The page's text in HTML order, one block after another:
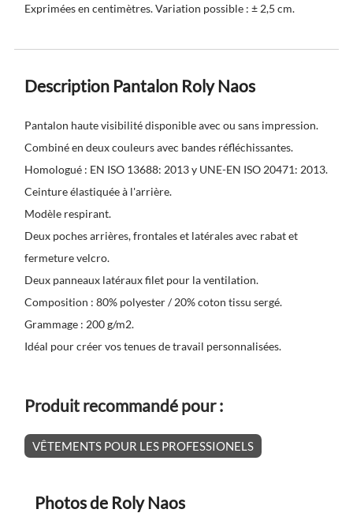
Exprimées en centimètres. Variation possible : ± 2,5 cm.
Description Pantalon Roly Naos
Pantalon haute visibilité disponible avec ou sans impression.
Combiné en deux couleurs avec bandes réfléchissantes.
Homologué : EN ISO 13688: 2013 y UNE-EN ISO 20471: 2013.
Ceinture élastiquée à l'arrière.
Modèle respirant.
Deux poches arrières, frontales et latérales avec rabat et
fermeture velcro.
Deux panneaux latéraux filet pour la ventilation.
Composition : 80% polyester / 20% coton tissu sergé.
Grammage : 200 g/m2.
Idéal pour créer vos tenues de travail personnalisées.
Produit recommandé pour :
VÊTEMENTS POUR LES PROFESSIONELS
Photos de Roly Naos